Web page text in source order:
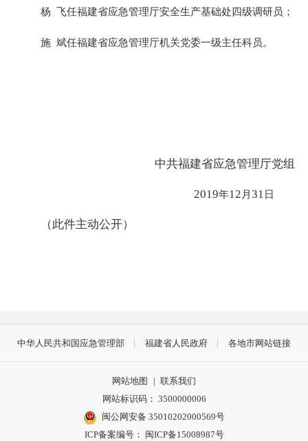
杨 飞任福建省应急管理厅安全生产基础处四级调研员；
施 斌任福建省应急管理厅机关党委一级主任科员。
中共福建省应急管理厅党组
2019年12 月31日
（此件主动公开）
中华人民共和国应急管理部 福建省人民政府 各地市网站链接
网站地图 | 联系我们
网站标识码： 3500000006
闽公网安备 35010202000569号
ICP备案编号： 闽ICP备15008987号